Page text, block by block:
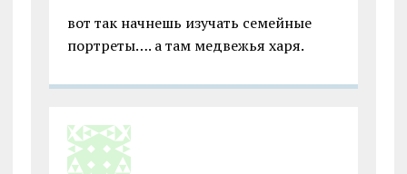
вот так начнешь изучать семейные
портреты…. а там медвежья харя.